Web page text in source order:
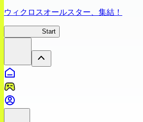
ウィクロスオールスター、集結！
Start